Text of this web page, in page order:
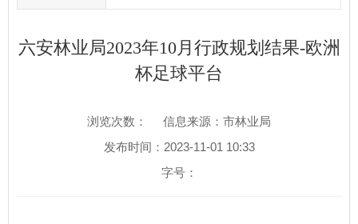
六安林业局2023年10月行政规划结果-欧洲
杯足球平台
浏览次数：
信息来源：市林业局
发布时间：2023-11-01 10:33
字号：